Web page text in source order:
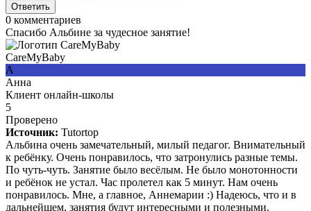
Ответить
0 комментариев
Спасибо Альбине за чудесное занятие!
CareMyBaby
А
Анна
Клиент онлайн-школы
5
Проверено
Источник: Tutortop
Альбина очень замечательный, милый педагог. Внимательный
к ребёнку. Очень понравилось, что затронулись разные темы.
По чуть-чуть. Занятие было весёлым. Не было монотонности
и ребёнок не устал. Час пролетел как 5 минут. Нам очень
понравилось. Мне, а главное, Аннемарии :) Надеюсь, что и в
дальнейшем, занятия будут интересными и полезными.